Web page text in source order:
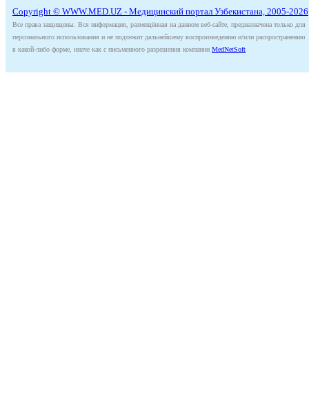
Copyright © WWW.MED.UZ - Медицинский портал Узбекистана, 2005-2026
Все права защищены. Вся информация, размещённая на данном веб-сайте, предназначена только для
персонального использования и не подлежит дальнейшему воспроизведению и/или распространению
в какой-либо форме, иначе как с письменного разрешения компании MedNetSoft